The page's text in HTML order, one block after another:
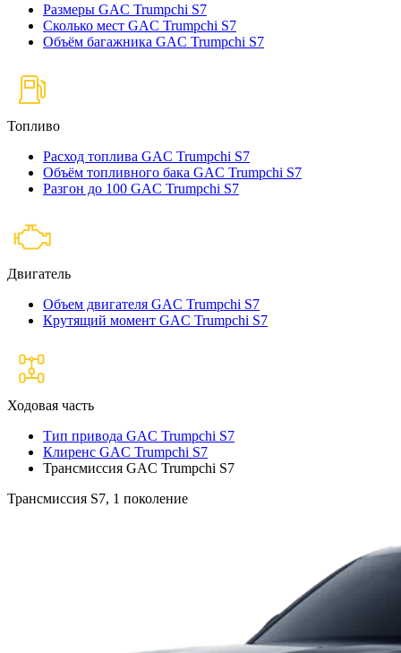
Размеры GAC Trumpchi S7
Сколько мест GAC Trumpchi S7
Объём багажника GAC Trumpchi S7
Топливо
Расход топлива GAC Trumpchi S7
Объём топливного бака GAC Trumpchi S7
Разгон до 100 GAC Trumpchi S7
Двигатель
Объем двигателя GAC Trumpchi S7
Крутящий момент GAC Trumpchi S7
Ходовая часть
Тип привода GAC Trumpchi S7
Клиренс GAC Trumpchi S7
Трансмиссия GAC Trumpchi S7
Трансмиссия S7, 1 поколение